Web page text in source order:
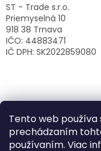
Tento web používa
prechádzaním
používaním. Viac
ST - Trade s.r.o.
Priemyselná 10
918 38 Trnava
IČO: 44883471
IČ DPH: SK2022859080